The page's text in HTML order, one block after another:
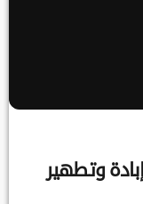
وتطهير